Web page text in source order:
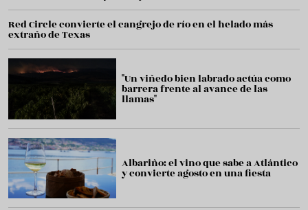
Red Circle convierte el cangrejo de río en el helado más
extraño de Texas
"Un viñedo bien labrado actúa como
barrera frente al avance de las
llamas"
Albariño: el vino que sabe a Atlántico
y convierte agosto en una fiesta